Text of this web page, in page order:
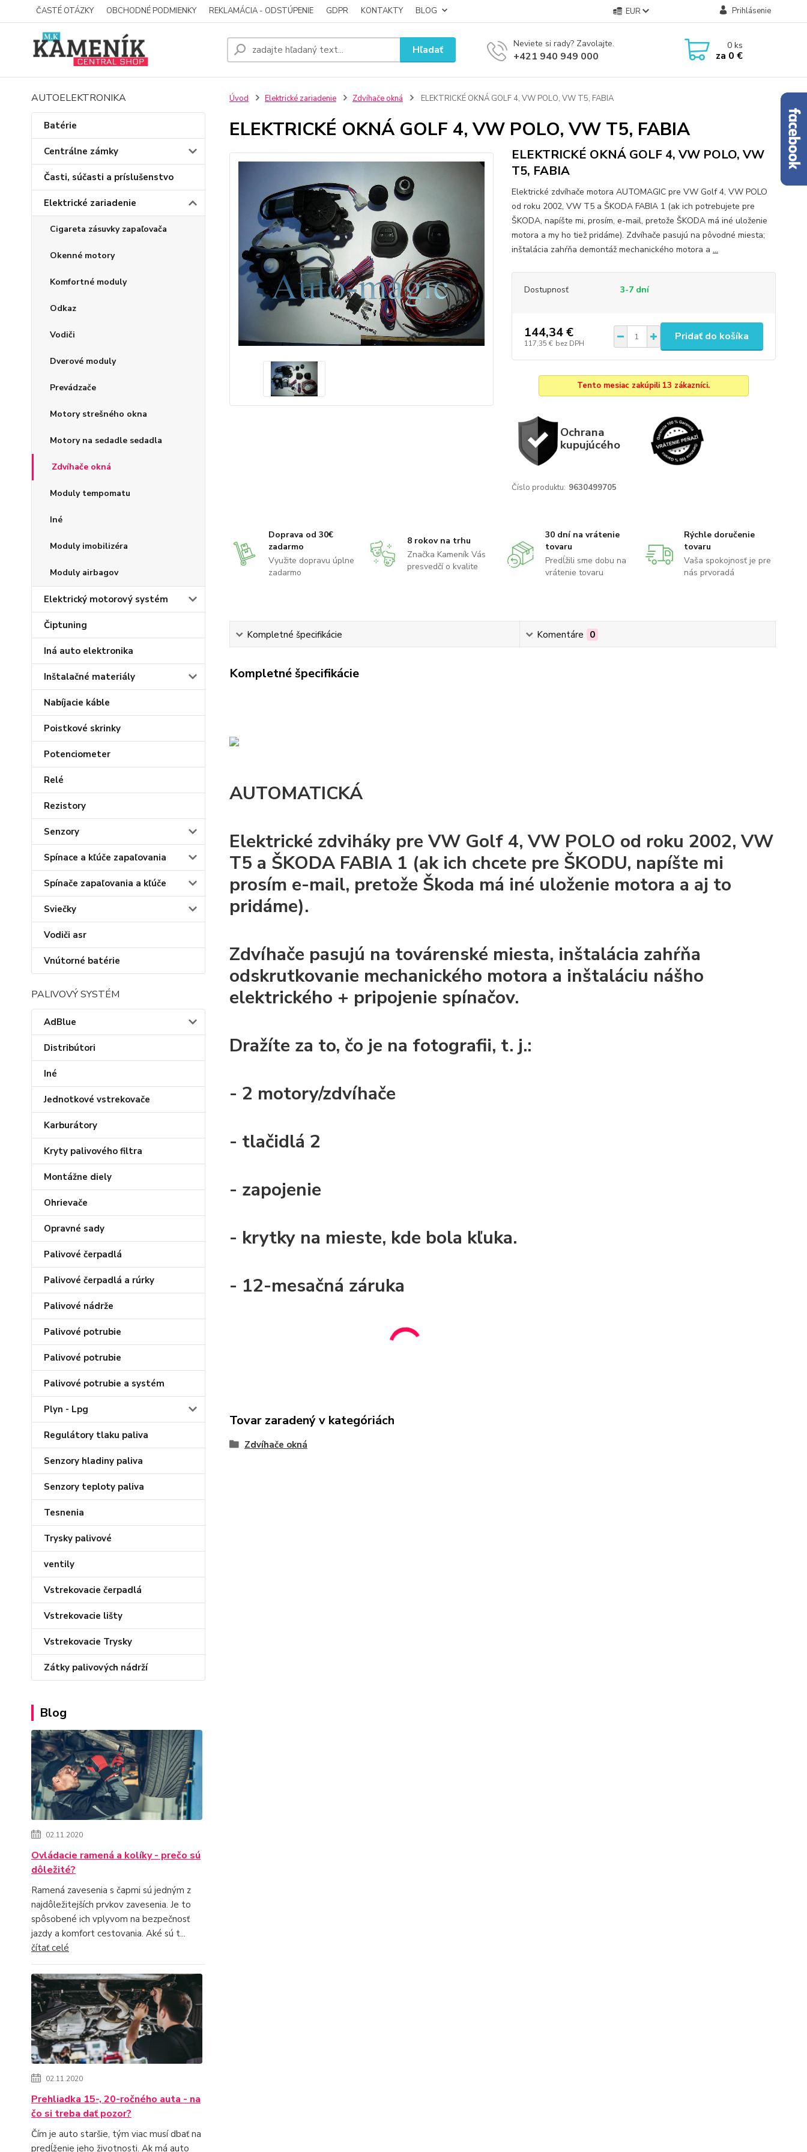
ČASTÉ OTÁZKY OBCHODNÉ PODMIENKY REKLAMÁCIA - ODSTÚPENIE GDPR KONTAKTY BLOG EUR Prihlásenie
Hľadať Neviete si rady? Zavolajte.
+421 940 949 000
0ks
za 0 €
AUTOELEKTRONIKA
Batérie
Centrálne zámky
Časti, súčasti a príslušenstvo
Elektrické zariadenie
Cigareta zásuvky zapaľovača
Okenné motory
Komfortné moduly
Odkaz
Vodiči
Dverové moduly
Prevádzače
Motory strešného okna
Motory na sedadle sedadla
Zdvíhače okná
Moduly tempomatu
Iné
Moduly imobilizéra
Moduly airbagov
Elektrický motorový systém
Čiptuning
Iná auto elektronika
Inštalačné materiály
Nabíjacie káble
Poistkové skrinky
Potenciometer
Relé
Rezistory
Senzory
Spínace a kľúče zapaľovania
Spínače zapaľovania a kľúče
Sviečky
Vodiči asr
Vnútorné batérie
PALIVOVÝ SYSTÉM
AdBlue
Distribútori
Iné
Jednotkové vstrekovače
Karburátory
Kryty palivového filtra
Montážne diely
Ohrievače
Opravné sady
Palivové čerpadlá
Palivové čerpadlá a rúrky
Palivové nádrže
Palivové potrubie
Palivové potrubie
Palivové potrubie a systém
Plyn - Lpg
Regulátory tlaku paliva
Senzory hladiny paliva
Senzory teploty paliva
Tesnenia
Trysky palivové
ventily
Vstrekovacie čerpadlá
Vstrekovacie lišty
Vstrekovacie Trysky
Zátky palivových nádrží
Blog
02.11.2020
Ovládacie ramená a kolíky - prečo sú
dôležité?
Ramená zavesenia s čapmi sú jedným z
najdôležitejších prvkov zavesenia. Je to
spôsobené ich vplyvom na bezpečnosť
jazdy a komfort cestovania. Aké sú t...
čítať celé
02.11.2020
Prehliadka 15-, 20-ročného auta - na
čo si treba dať pozor?
Čím je auto staršie, tým viac musí dbať na
predĺženie jeho životnosti. Ak má auto
Úvod Elektrické zariadenie Zdvíhače okná ELEKTRICKÉ OKNÁ GOLF 4, VW POLO, VW T5, FABIA
ELEKTRICKÉ OKNÁ GOLF 4, VW POLO, VW T5, FABIA
ELEKTRICKÉ OKNÁ GOLF 4, VW POLO, VW
T5, FABIA
Elektrické zdvíhače motora AUTOMAGIC pre VW Golf 4, VW POLO
od roku 2002, VW T5 a ŠKODA FABIA 1 (ak ich potrebujete pre
ŠKODA, napíšte mi, prosím, e-mail, pretože ŠKODA má iné uloženie
motora a my ho tiež pridáme). Zdvíhače pasujú na pôvodné miesta;
inštalácia zahŕňa demontáž mechanického motora a ...
Dostupnosť 3-7 dní
144,34 €
117,35 € bez DPH
Pridať do košíka
Tento mesiac zakúpili 13 zákazníci.
Ochrana
kupujúcého
Číslo produktu: 9630499705
Doprava od 30€
zadarmo
Využite dopravu úplne
zadarmo
8 rokov na trhu
Značka Kameník Vás
presvedčí o kvalite
30 dní na vrátenie
tovaru
Predĺžili sme dobu na
vrátenie tovaru
Rýchle doručenie
tovaru
Vaša spokojnosť je pre
nás prvoradá
Kompletné špecifikácie Komentáre 0
Kompletné špecifikácie
AUTOMATICKÁ
Elektrické zdviháky pre VW Golf 4, VW POLO od roku 2002, VW
T5 a ŠKODA FABIA 1 (ak ich chcete pre ŠKODU, napíšte mi
prosím e-mail, pretože Škoda má iné uloženie motora a aj to
pridáme).
Zdvíhače pasujú na továrenské miesta, inštalácia zahŕňa
odskrutkovanie mechanického motora a inštaláciu nášho
elektrického + pripojenie spínačov.
Dražíte za to, čo je na fotografii, t. j.:
- 2 motory/zdvíhače
- tlačidlá 2
- zapojenie
- krytky na mieste, kde bola kľuka.
- 12-mesačná záruka
Tovar zaradený v kategóriách
Zdvíhače okná